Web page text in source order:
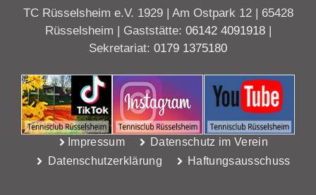
TC Rüsselsheim e.V. 1929 | Am Ostpark 12 | 65428
Rüsselsheim | Gaststätte: 06142 4091918|
Sekretariat: 0179 1375180
Impressum
Datenschutz im Verein
Datenschutzerklärung
Haftungsausschuss